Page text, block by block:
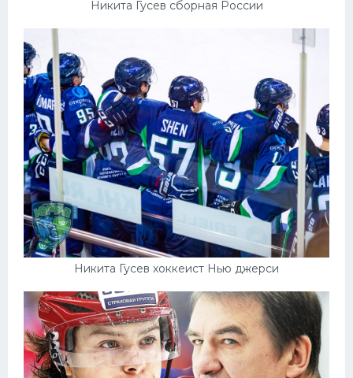
Никита Гусев сборная России
Никита Гусев хоккеист Нью джерси